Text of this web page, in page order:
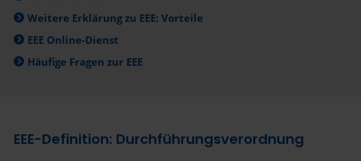
Weitere Erklärung zu EEE: Vorteile
EEE Online-Dienst
Häufige Fragen zur EEE
EEE-Definition: Durchführungsverordnung